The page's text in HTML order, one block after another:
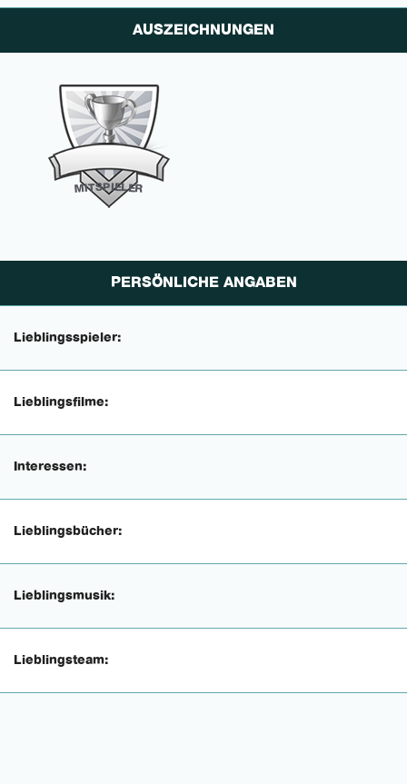
AUSZEICHNUNGEN
MITSPIELER
PERSÖNLICHE ANGABEN
Lieblingsspieler:
Lieblingsfilme:
Interessen:
Lieblingsbücher:
Lieblingsmusik:
Lieblingsteam: